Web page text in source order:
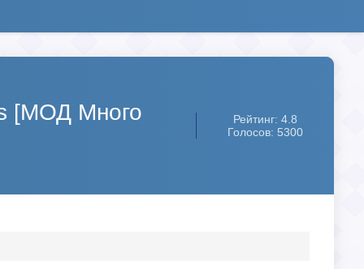
[МОД Много
Рейтинг: 4.8
Голосов: 5300